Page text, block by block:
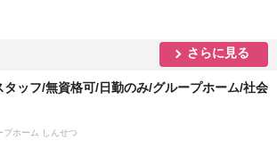
さらに見る
タッフ/無資格可/日勤のみ/グループホーム/社会
プホーム しんせつ